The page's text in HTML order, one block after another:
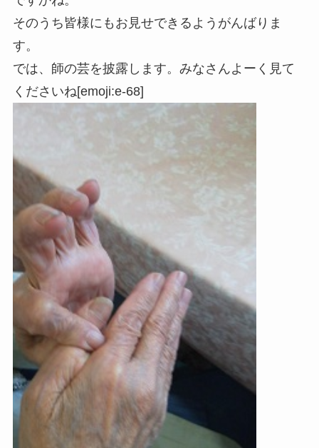
そのうち皆様にもお見せできるようがんばりま
す。
では、師の芸を披露します。みなさんよーく見て
くださいね[emoji:e-68]